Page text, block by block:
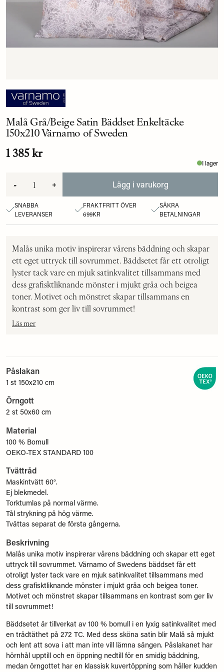
Malå Grå/Beige Satin Bäddset Enkeltäcke
150x210 Värnamo of Sweden
1 385 kr
I lager
- + Lägg i varukorg
SNABBA
LEVERANSER
FRAKTFRITT ÖVER
699KR
SÄKRA
BETALNINGAR
Malås unika motiv inspirerar vårens bäddning och skapar
ett eget uttryck till sovrummet. Bäddsetet får ett otroligt
lyster tack vare en mjuk satinkvalitet tillsammans med
dess grafisktliknande mönster i mjukt gråa och beigea
toner. Motivet och mönstret skapar tillsammans en
kontrast som ger liv till sovrummet!
Läs mer
Påslakan
1 st 150x210 cm
Örngott
2 st 50x60 cm
Material
100 % Bomull
OEKO-TEX STANDARD 100
Tvättråd
Maskintvätt 60°.
Ej blekmedel.
Torktumlas på normal värme.
Tål strykning på hög värme.
Tvättas separat de första gångerna.
Beskrivning
Malås unika motiv inspirerar vårens bäddning och skapar ett eget
uttryck till sovrummet. Värnamo of Swedens bäddset får ett
otroligt lyster tack vare en mjuk satinkvalitet tillsammans med
dess grafisktliknande mönster i mjukt gråa och beigea toner.
Motivet och mönstret skapar tillsammans en kontrast som ger liv
till sovrummet!
Bäddsetet är tillverkat av 100 % bomull i en lyxig satinkvalitet med
en trådtäthet på 272 TC. Med dess sköna satin blir Malå så mjukt
och lent att sova i att man inte vill lämna sängen. Påslakanet har
hörnhål upptill och en öppning nedtill för en smidig bäddning,
medan örngottet har en klassisk kuvertöppning som håller kudden